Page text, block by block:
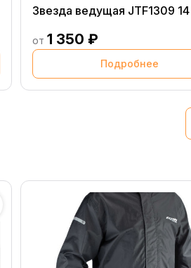
Звезда ведущая JTF1309 14
от 1 350 ₽
Подробнее